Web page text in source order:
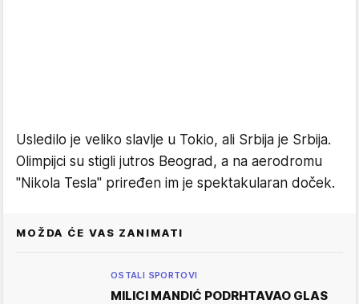
Usledilo je veliko slavlje u Tokio, ali Srbija je Srbija.
Olimpijci su stigli jutros Beograd, a na aerodromu
"Nikola Tesla" priređen im je spektakularan doček.
MOŽDA ĆE VAS ZANIMATI
OSTALI SPORTOVI
MILICI MANDIĆ PODRHTAVAO GLAS